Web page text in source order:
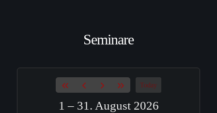
Seminare
Today
1 – 31. August 2026